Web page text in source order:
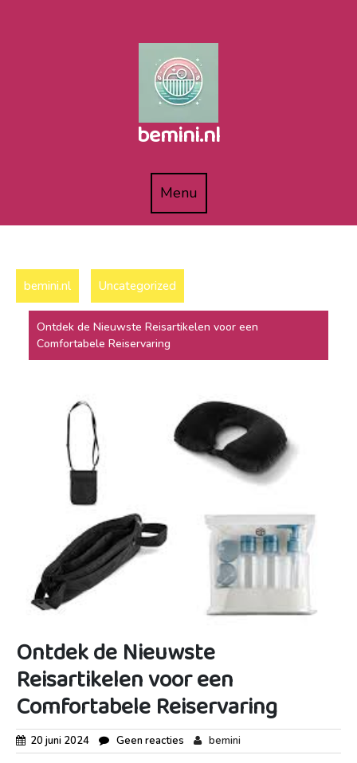
bemini.nl
MenuMenu
bemini.nl Uncategorized
Ontdek de Nieuwste Reisartikelen voor een
Comfortabele Reiservaring
Ontdek de Nieuwste
Reisartikelen voor een
Comfortabele Reiservaring
20 juni 2024 Geen reacties bemini